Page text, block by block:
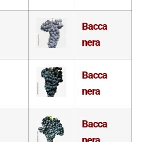
Bacca
nera
Bacca
nera
Bacca